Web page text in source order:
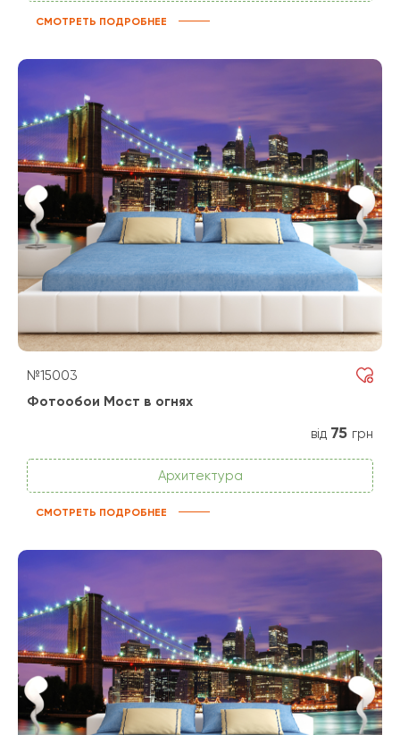
СМОТРЕТЬ ПОДРОБНЕЕ
№15003
Фотообои Мост в огнях
від 75 грн
Архитектура
СМОТРЕТЬ ПОДРОБНЕЕ